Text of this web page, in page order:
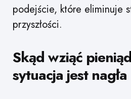
podejście, które eliminuje
przyszłości.
Skąd wziąć
sytuacja jest nagła